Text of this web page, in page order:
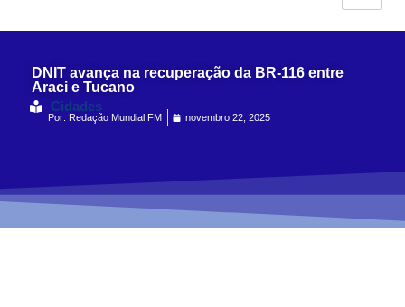
DNIT avança na recuperação da BR-116 entre
Araci e Tucano
Cidades
Por: Redação Mundial FM novembro 22, 2025